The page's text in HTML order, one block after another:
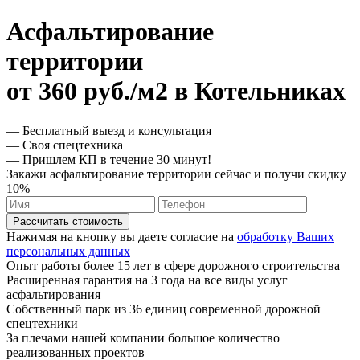
Асфальтирование
территории
от 360 руб./м2 в Котельниках
— Бесплатный выезд и консультация
— Своя спецтехника
— Пришлем КП в течение 30 минут!
Закажи асфальтирование территории сейчас и получи скидку
10%
Рассчитать стоимость
Нажимая на кнопку вы даете согласие на обработку Ваших
персональных данных
Опыт работы более 15 лет в сфере дорожного строительства
Расширенная гарантия на 3 года на все виды услуг
асфальтирования
Собственный парк из 36 единиц современной дорожной
спецтехники
За плечами нашей компании большое количество
реализованных проектов